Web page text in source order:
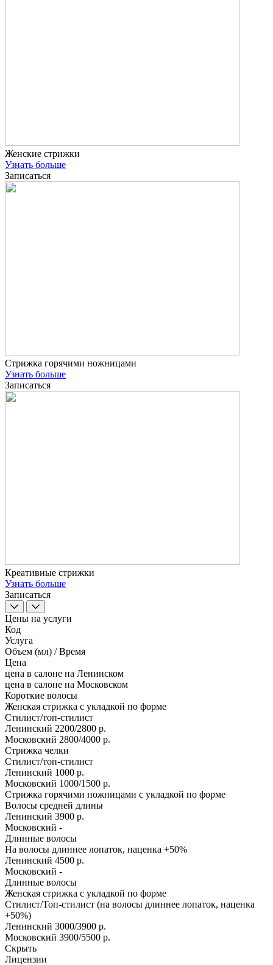
Женские стрижки
Узнать больше
Записаться
Стрижка горячими ножницами
Узнать больше
Записаться
Креативные стрижки
Узнать больше
Записаться
Цены на услуги
Код
Услуга
Объем (мл) / Время
Цена
цена в салоне на Ленинском
цена в салоне на Московском
Короткие волосы
Женская стрижка с укладкой по форме
Стилист/топ-стилист
Ленинский 2200/2800 р.
Московский 2800/4000 р.
Стрижка челки
Стилист/топ-стилист
Ленинский 1000 р.
Московский 1000/1500 р.
Стрижка горячими ножницами с укладкой по форме
Волосы средней длины
Ленинский 3900 р.
Московский -
Длинные волосы
На волосы длиннее лопаток, наценка +50%
Ленинский 4500 р.
Московский -
Длинные волосы
Женская стрижка с укладкой по форме
Стилист/Топ-стилист (на волосы длиннее лопаток, наценка
+50%)
Ленинский 3000/3900 р.
Московский 3900/5500 р.
Скрыть
Лицензии